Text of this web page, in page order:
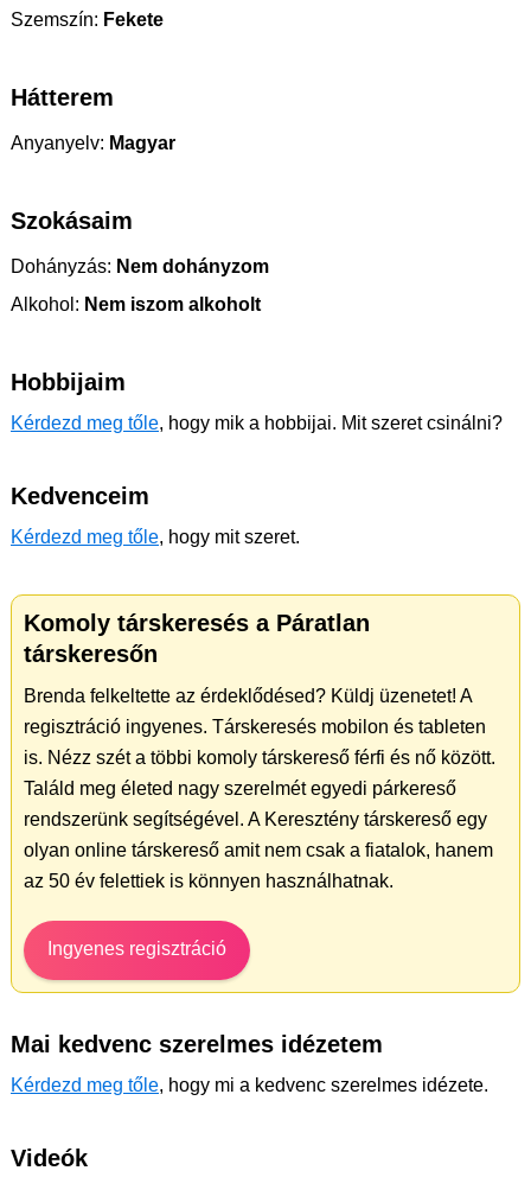
Szemszín: Fekete
Hátterem
Anyanyelv: Magyar
Szokásaim
Dohányzás: Nem dohányzom
Alkohol: Nem iszom alkoholt
Hobbijaim
Kérdezd meg tőle, hogy mik a hobbijai. Mit szeret csinálni?
Kedvenceim
Kérdezd meg tőle, hogy mit szeret.
Komoly társkeresés a Páratlan
társkeresőn
Brenda felkeltette az érdeklődésed? Küldj üzenetet! A
regisztráció ingyenes. Társkeresés mobilon és tableten
is. Nézz szét a többi komoly társkereső férfi és nő között.
Találd meg életed nagy szerelmét egyedi párkereső
rendszerünk segítségével. A Keresztény társkereső egy
olyan online társkereső amit nem csak a fiatalok, hanem
az 50 év felettiek is könnyen használhatnak.
Ingyenes regisztráció
Mai kedvenc szerelmes idézetem
Kérdezd meg tőle, hogy mi a kedvenc szerelmes idézete.
Videók